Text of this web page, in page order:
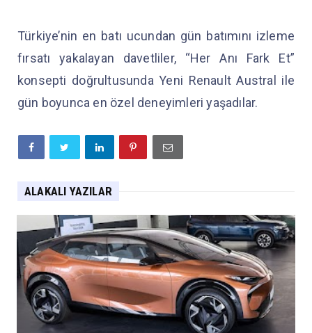
Türkiye’nin en batı ucundan gün batımını izleme
fırsatı yakalayan davetliler, “Her Anı Fark Et”
konsepti doğrultusunda Yeni Renault Austral ile
gün boyunca en özel deneyimleri yaşadılar.
ALAKALI YAZILAR